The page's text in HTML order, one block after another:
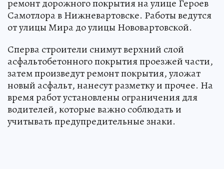
ремонт дорожного покрытия на улице Героев
Самотлора в Нижневартовске. Работы ведутся
от улицы Мира до улицы Нововартовской.
Сперва строители снимут верхний слой
асфальтобетонного покрытия проезжей части,
затем произведут ремонт покрытия, уложат
новый асфальт, нанесут разметку и прочее. На
время работ установлены ограничения для
водителей, которые важно соблюдать и
учитывать предупредительные знаки.